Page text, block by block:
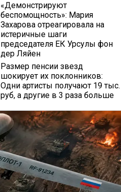
«Демонстрируют
беспомощность»: Мария
Захарова отреагировала на
истеричные шаги
председателя ЕК Урсулы фон
дер Ляйен
Размер пенсии звезд
шокирует их поклонников:
Одни артисты получают 19 тыс.
руб, а другие в 3 раза больше